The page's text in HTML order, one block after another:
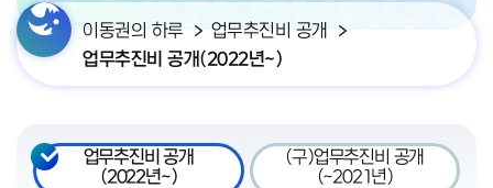
이동권의 하루
업무추진비 공개
업무추진비 공개(2022년~)
업무추진비 공개
(2022년~)
(구)업무추진비 공개
(~2021년)